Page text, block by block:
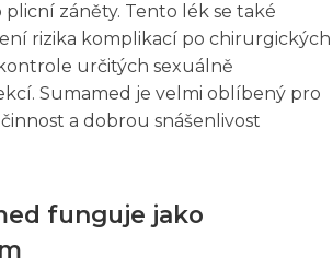
záněty. Tento lék se také
rizika komplikací po chirurgických
určitých sexuálně
Sumamed je velmi oblíbený pro
a dobrou snášenlivost
funguje jako